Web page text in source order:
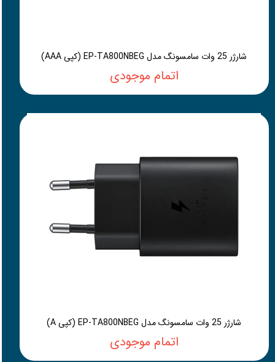
شارژر 25 وات سامسونگ مدل EP-TA800NBEG (کپی AAA)
اتمام موجودی
شارژر 25 وات سامسونگ مدل EP-TA800NBEG (کپی A)
اتمام موجودی